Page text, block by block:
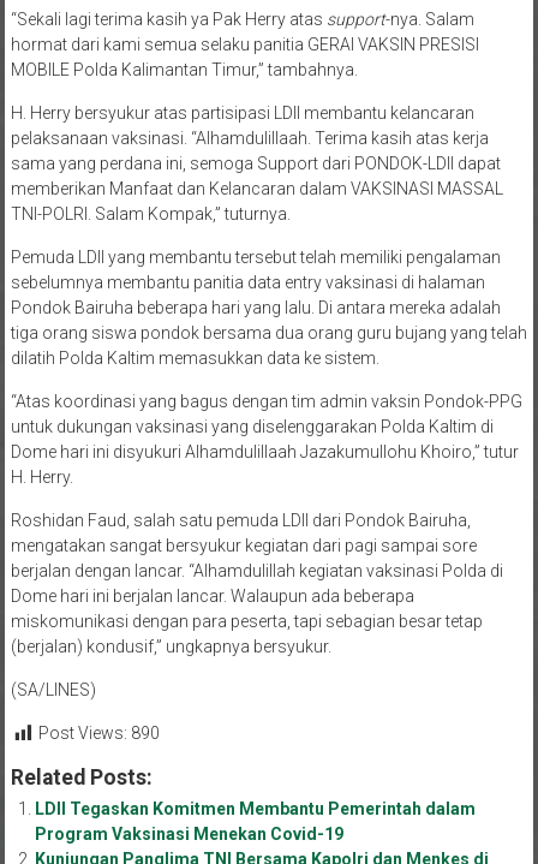
“Sekali lagi terima kasih ya Pak Herry atas support-nya. Salam
hormat dari kami semua selaku panitia GERAI VAKSIN PRESISI
MOBILE Polda Kalimantan Timur,” tambahnya.
H. Herry bersyukur atas partisipasi LDII membantu kelancaran
pelaksanaan vaksinasi. “Alhamdulillaah. Terima kasih atas kerja
sama yang perdana ini, semoga Support dari PONDOK-LDII dapat
memberikan Manfaat dan Kelancaran dalam VAKSINASI MASSAL
TNI-POLRI. Salam Kompak,” tuturnya.
Pemuda LDII yang membantu tersebut telah memiliki pengalaman
sebelumnya membantu panitia data entry vaksinasi di halaman
Pondok Bairuha beberapa hari yang lalu. Di antara mereka adalah
tiga orang siswa pondok bersama dua orang guru bujang yang telah
dilatih Polda Kaltim memasukkan data ke sistem.
“Atas koordinasi yang bagus dengan tim admin vaksin Pondok-PPG
untuk dukungan vaksinasi yang diselenggarakan Polda Kaltim di
Dome hari ini disyukuri Alhamdulillaah Jazakumullohu Khoiro,” tutur
H. Herry.
Roshidan Faud, salah satu pemuda LDII dari Pondok Bairuha,
mengatakan sangat bersyukur kegiatan dari pagi sampai sore
berjalan dengan lancar. “Alhamdulillah kegiatan vaksinasi Polda di
Dome hari ini berjalan lancar. Walaupun ada beberapa
miskomunikasi dengan para peserta, tapi sebagian besar tetap
(berjalan) kondusif,” ungkapnya bersyukur.
(SA/LINES)
Post Views: 890
Related Posts:
LDII Tegaskan Komitmen Membantu Pemerintah dalam
Program Vaksinasi Menekan Covid-19
Kunjungan Panglima TNI Bersama Kapolri dan Menkes di